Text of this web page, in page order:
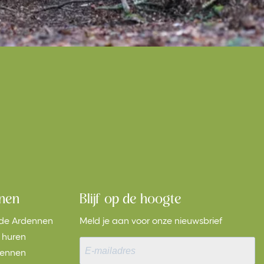
Ardennen
Blijf op de hoogte
Meld je aan voor onze nieuwsbrief